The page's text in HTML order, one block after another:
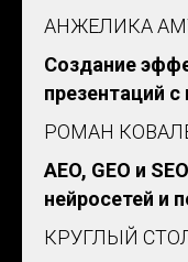
АНЖЕЛИКА
Создание
презентаций
РОМАН
AEO, GEO и
нейросетей и
КРУГЛЫЙ